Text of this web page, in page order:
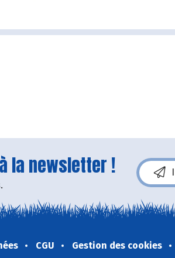
la newsletter !
CGU Gestion des cookies